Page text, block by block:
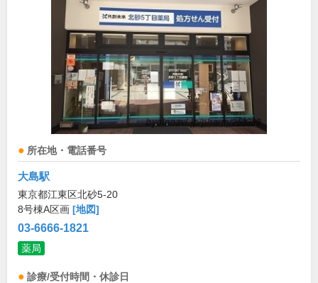
所在地・電話番号
大島駅
東京都江東区北砂5-20
8号棟A区画 [地図]
03-6666-1821
薬局
診療/受付時間・休診日